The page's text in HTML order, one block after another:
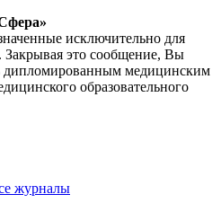
исключительно для
Закрывая это сообщение, Вы
дипломированным медицинским
образовательного
журналы